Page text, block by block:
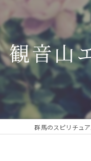
観音山
群馬のスピリチュ